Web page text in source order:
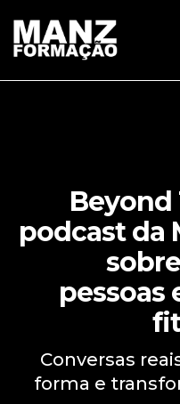
Beyond
podcast da
pessoas
Conversas
forma e